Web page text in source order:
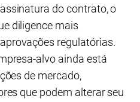
do contrato, o
diligence mais
regulatórias.
alvo ainda está
de mercado,
que podem alterar seu